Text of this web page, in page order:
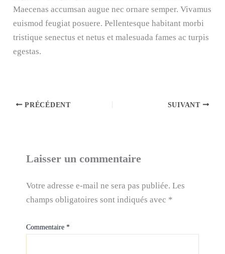
Maecenas accumsan augue nec ornare semper. Vivamus
euismod feugiat posuere. Pellentesque habitant morbi
tristique senectus et netus et malesuada fames ac turpis
egestas.
PRÉCÉDENT SUIVANT
Laisser un commentaire
Votre adresse e-mail ne sera pas publiée. Les
champs obligatoires sont indiqués avec *
Commentaire *